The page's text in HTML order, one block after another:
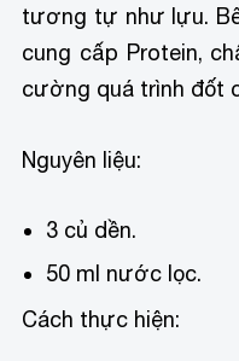
tương tự như lựu.
cung cấp Protein,
cường quá trình đốt
Nguyên liệu:
3 củ dền.
50 ml nước lọc.
Cách thực hiện: